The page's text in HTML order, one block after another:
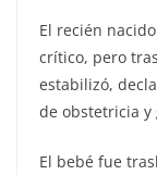
El recién
crítico, pero
estabilizó,
de obstetricia y
El bebé fue